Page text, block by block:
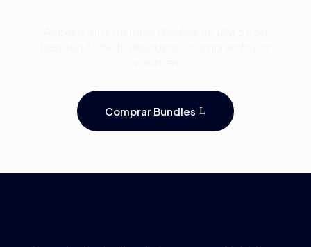
Comprar Bundles